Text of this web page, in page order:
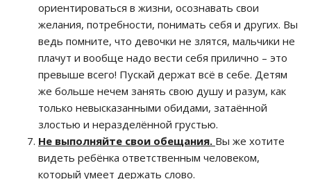
ориентироваться в жизни, осознавать свои
желания, потребности, понимать себя и других. Вы
ведь помните, что девочки не злятся, мальчики не
плачут и вообще надо вести себя прилично – это
превыше всего! Пускай держат всё в себе. Детям
же больше нечем занять свою душу и разум, как
только невысказанными обидами, затаённой
злостью и неразделённой грустью.
Не выполняйте свои обещания. Вы же хотите
видеть ребёнка ответственным человеком,
который умеет держать слово.